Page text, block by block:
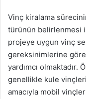
Vinç kiralama
türünün belirlenmesi
projeye uygun vinç
gereksinimlerine
yardımcı
genellikle kule
amacıyla mobil